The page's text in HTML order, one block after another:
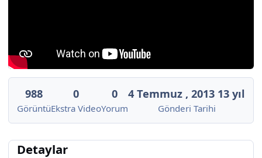
988
Görüntü
0
Ekstra Video
0
Yorum
4 Temmuz , 2013 13 yıl
Gönderi Tarihi
Detaylar